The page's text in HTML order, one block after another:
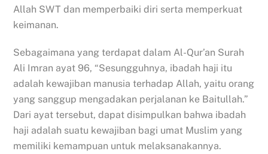
Allah SWT dan memperbaiki diri serta memperkuat
keimanan.
Sebagaimana yang terdapat dalam Al-Qur’an Surah
Ali Imran ayat 96, “Sesungguhnya, ibadah haji itu
adalah kewajiban manusia terhadap Allah, yaitu orang
yang sanggup mengadakan perjalanan ke Baitullah.”
Dari ayat tersebut, dapat disimpulkan bahwa ibadah
haji adalah suatu kewajiban bagi umat Muslim yang
memiliki kemampuan untuk melaksanakannya.